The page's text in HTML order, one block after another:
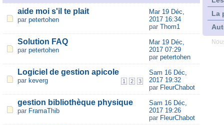
La
aide moi s'il te plait
par petertohen
Mar 19 Déc,
2017 16:34
par Thom1
Solution FAQ
par petertohen
Mar 19 Déc,
2017 07:29
par petertohen
Logiciel de gestion apicole
1 2 3
par keverg
Sam 16 Déc,
2017 19:32
par FleurChabot
gestion bibliothèque physique
par FramaThib
Sam 16 Déc,
2017 19:26
par FleurChabot